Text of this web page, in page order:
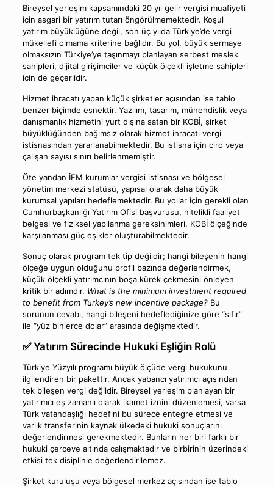
Bireysel yerleşim kapsamındaki 20 yıl gelir vergisi muafiyeti
için asgari bir yatırım tutarı öngörülmemektedir. Koşul
yatırım büyüklüğüne değil, son üç yılda Türkiye’de vergi
mükellefi olmama kriterine bağlıdır. Bu yol, büyük sermaye
olmaksızın Türkiye’ye taşınmayı planlayan serbest meslek
sahipleri, dijital girişimciler ve küçük ölçekli işletme sahipleri
için de geçerlidir.
Hizmet ihracatı yapan küçük şirketler açısından ise tablo
benzer biçimde esnektir. Yazılım, tasarım, mühendislik veya
danışmanlık hizmetini yurt dışına satan bir KOBİ, şirket
büyüklüğünden bağımsız olarak hizmet ihracatı vergi
istisnasından yararlanabilmektedir. Bu istisna için ciro veya
çalışan sayısı sınırı belirlenmemiştir.
Öte yandan İFM kurumlar vergisi istisnası ve bölgesel
yönetim merkezi statüsü, yapısal olarak daha büyük
kurumsal yapıları hedeflemektedir. Bu yollar için gerekli olan
Cumhurbaşkanlığı Yatırım Ofisi başvurusu, nitelikli faaliyet
belgesi ve fiziksel yapılanma gereksinimleri, KOBİ ölçeğinde
karşılanması güç eşikler oluşturabilmektedir.
Sonuç olarak program tek tip değildir; hangi bileşenin hangi
ölçeğe uygun olduğunu profil bazında değerlendirmek,
küçük ölçekli yatırımcının boşa kürek çekmesini önleyen
kritik bir adımdır. What is the minimum investment required
to benefit from Turkey’s new incentive package?Bu
sorunun cevabı, hangi bileşeni hedeflediğinize göre “sıfır”
ile “yüz binlerce dolar” arasında değişmektedir.
✅ Yatırım Sürecinde Hukuki Eşliğin Rolü
Türkiye Yüzyılı programı büyük ölçüde vergi hukukunu
ilgilendiren bir pakettir. Ancak yabancı yatırımcı açısından
tek bileşen vergi değildir. Bireysel yerleşim planlayan bir
yatırımcı eş zamanlı olarak ikamet iznini düzenlemesi, varsa
Türk vatandaşlığı hedefini bu sürece entegre etmesi ve
varlık transferinin kaynak ülkedeki hukuki sonuçlarını
değerlendirmesi gerekmektedir. Bunların her biri farklı bir
hukuki çerçeve altında çalışmaktadır ve birbirinin üzerindeki
etkisi tek disiplinle değerlendirilemez.
Şirket kuruluşu veya bölgesel merkez açısından ise tablo